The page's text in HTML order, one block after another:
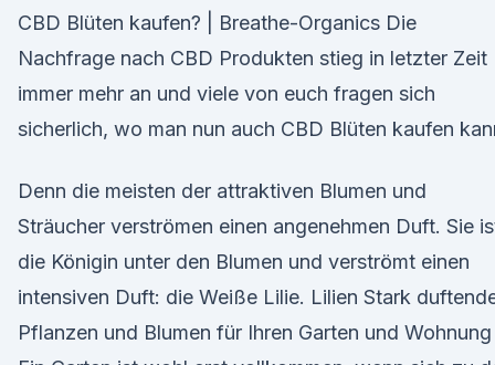
CBD Blüten kaufen? | Breathe-Organics Die
Nachfrage nach CBD Produkten stieg in letzter Zeit
immer mehr an und viele von euch fragen sich
sicherlich, wo man nun auch CBD Blüten kaufen
Denn die meisten der attraktiven Blumen und
Sträucher verströmen einen angenehmen Duft. Sie
die Königin unter den Blumen und verströmt einen
intensiven Duft: die Weiße Lilie. Lilien Stark
Pflanzen und Blumen für Ihren Garten und Wohnung